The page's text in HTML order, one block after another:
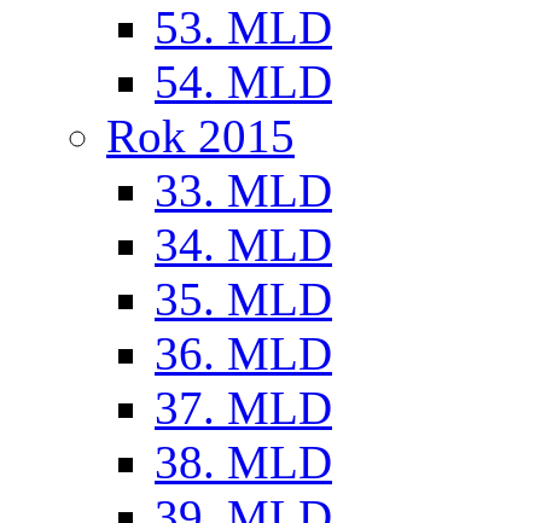
53. MLD
54. MLD
Rok 2015
33. MLD
34. MLD
35. MLD
36. MLD
37. MLD
38. MLD